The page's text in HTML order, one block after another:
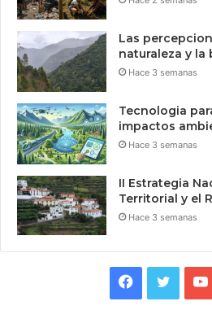
Las
naturaleza y la
Hace 3 semanas
Tecnologia
impactos
Hace 3 semanas
II Estrategia
Territorial y el
Hace 3 semanas
Facebook
Twitter